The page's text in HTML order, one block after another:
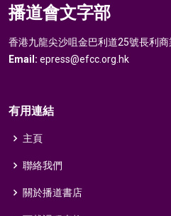
播道會文字部
香港九龍尖沙咀金巴利道25號長利
Email: epress@efcc.org.hk
有用連結
主頁
聯絡我們
關於播道書店